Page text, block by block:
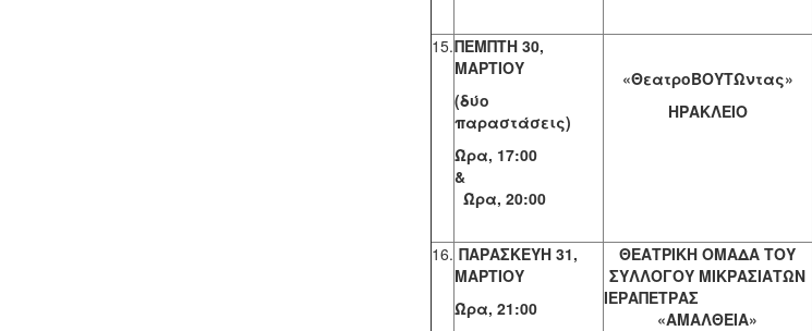
15.ΠΕΜΠΤΗ 30,
ΜΑΡΤΙΟΥ
(δύο
παραστάσεις)
Ώρα, 17:00
&
Ώρα, 20:00
«ΘεατροΒΟΥΤΩντας»
ΗΡΑΚΛΕΙΟ
16. ΠΑΡΑΣΚΕΥΗ 31,
ΜΑΡΤΙΟΥ
Ώρα, 21:00
ΘΕΑΤΡΙΚΗ ΟΜΑΔΑ ΤΟΥ
ΣΥΛΛΟΓΟΥ ΜΙΚΡΑΣΙΑΤΩΝ
ΙΕΡΑΠΕΤΡΑΣ
«ΑΜΑΛΘΕΙΑ»